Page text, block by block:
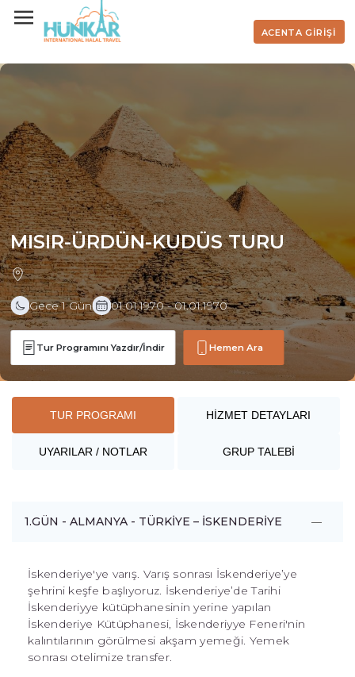
ACENTA GİRİŞİ
MISIR-ÜRDÜN-KUDÜS TURU
Gece 1 Gün 01.01.1970 - 01.01.1970
Tur Programını Yazdır/İndir Hemen Ara
TUR PROGRAMI HİZMET DETAYLARI
UYARILAR / NOTLAR GRUP TALEBİ
1.GÜN - ALMANYA - TÜRKİYE – İSKENDERİYE
İskenderiye'ye varış. Varış sonrası İskenderiye’ye
şehrini keşfe başlıyoruz. İskenderiye’de Tarihi
İskenderiyye kütüphanesinin yerine yapılan
İskenderiye Kütüphanesi, İskenderiyye Feneri'nin
kalıntılarının görülmesi akşam yemeği. Yemek
sonrası otelimize transfer.